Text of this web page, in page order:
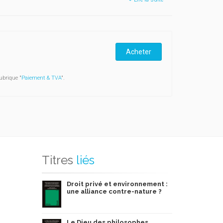
Acheter
"Paiement & TVA".
Titres liés
Droit privé et environnement :
une alliance contre-nature ?